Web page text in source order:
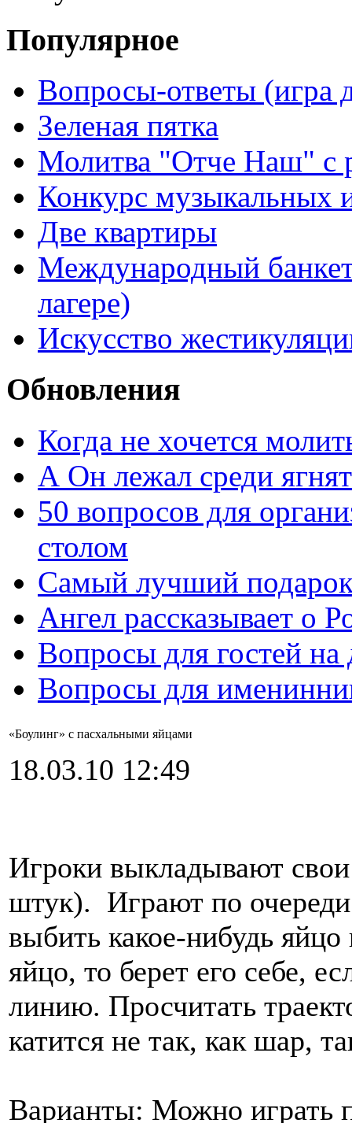
Популярное
Вопросы-ответы (игра
Зеленая пятка
Молитва "Отче Наш" с
Конкурс музыкальных
Две квартиры
Международный
лагере)
Искусство
Обновления
Когда не хочется
А Он лежал среди ягнят
50 вопросов для
столом
Самый лучший
Ангел рассказывает о
Вопросы для гостей
Вопросы для
«Боулинг» с пасхальными яйцами
18.03.10 12:49
Игроки выкладывают
штук). Играют по
выбить какое-нибудь
яйцо, то берет его себе,
линию. Просчитать
катится не так, как шар,
Варианты: Можно играть